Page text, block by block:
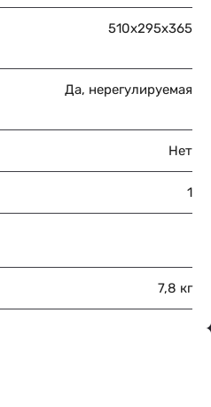
510х295х365
Да, нерегулируемая
Нет
1
7,8 кг